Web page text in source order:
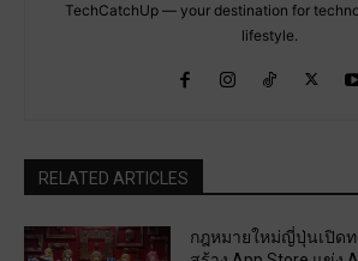
TechCatchUp — your destination for
lifestyle.
RELATED ARTICLES
กฎหมายใหม่ญี่ปุ่นเปิดท